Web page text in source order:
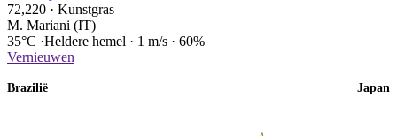
72,220 · Kunstgras
M. Mariani (IT)
35°C ·Heldere hemel · 1 m/s · 60%
Vernieuwen
Brazilië Japan